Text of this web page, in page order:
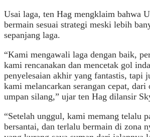
Usai laga, ten Hag mengklaim bahwa
bermain sesuai strategi meski lebih
sepanjang laga.
“Kami mengawali laga dengan baik,
kami rencanakan dan mencetak gol
penyelesaian akhir yang fantastis, tapi
kami melancarkan serangan cepat, dari
umpan silang,” ujar ten Hag dilansir
“Setelah unggul, kami memang telalu
bersantai, dan terlalu bermain di zona